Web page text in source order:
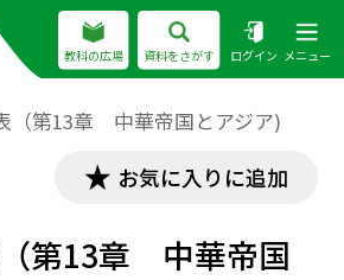
教科の広場 資料をさがす ログイン メニュー
（第13章 中華帝国とアジア)
お気に入りに追加
第13章 中華帝国